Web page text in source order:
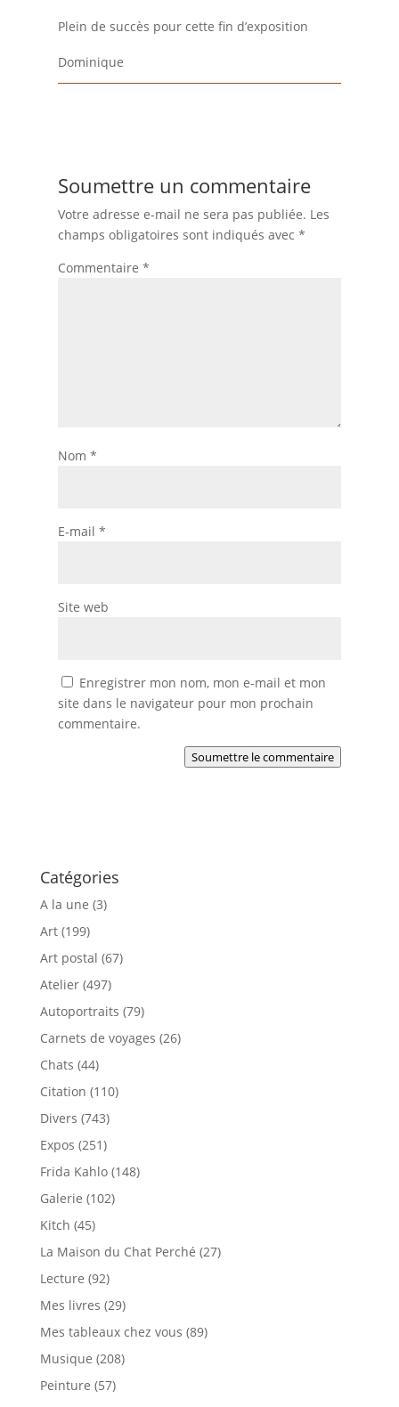
Plein de succès pour cette fin d’exposition
Dominique
Soumettre un commentaire
Votre adresse e-mail ne sera pas publiée. Les
champs obligatoires sont indiqués avec *
Commentaire *
Nom *
E-mail *
Site web
Enregistrer mon nom, mon e-mail et mon
site dans le navigateur pour mon prochain
commentaire.
Soumettre le commentaire
Catégories
A la une (3)
Art(199)
Art postal (67)
Atelier(497)
Autoportraits (79)
Carnets de voyages (26)
Chats (44)
Citation (110)
Divers (743)
Expos (251)
Frida Kahlo(148)
Galerie (102)
Kitch (45)
La Maison du Chat Perché (27)
Lecture (92)
Mes livres (29)
Mes tableaux chez vous (89)
Musique (208)
Peinture (57)